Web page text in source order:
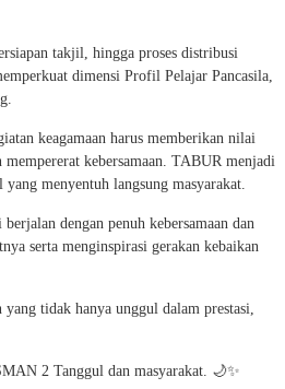
takjil, hingga proses distribusi
dimensi Profil Pelajar Pancasila,
keagamaan harus memberikan nilai
kebersamaan. TABUR menjadi
menyentuh langsung masyarakat.
dengan penuh kebersamaan dan
serta menginspirasi gerakan kebaikan
tidak hanya unggul dalam prestasi,
2 Tanggul dan masyarakat. 🌙✨